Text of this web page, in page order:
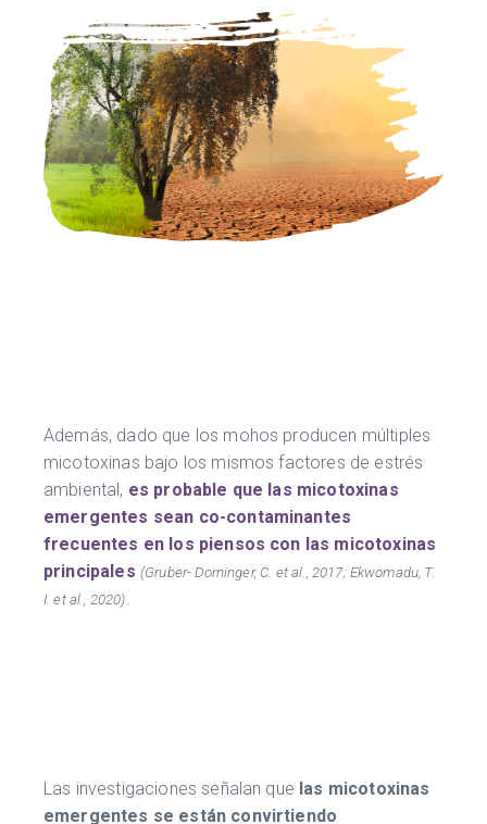
Además, dado que los mohos producen múltiples
micotoxinas bajo los mismos factores de estrés
ambiental, es probable que las micotoxinas
emergentes sean co-contaminantes
frecuentes en los piensos con las micotoxinas
principales (Gruber- Dorninger, C. et al., 2017; Ekwomadu, T.
I. et al., 2020)
Las investigaciones señalan que las micotoxinas
emergentes se están convirtiendo